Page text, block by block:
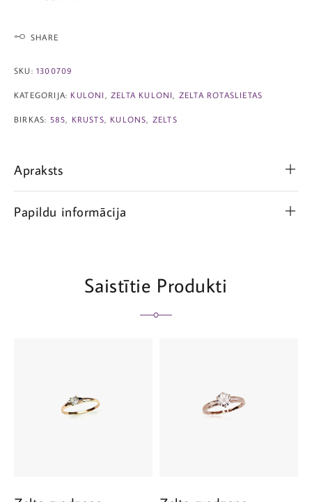
SHARE
SKU: 1300709
KATEGORIJA: KULONI ZELTA KULONI ZELTA ROTASLIETAS
BIRKAS: 585 KRUSTS KULONS ZELTS
Apraksts
Papildu informācija
Saistītie Produkti